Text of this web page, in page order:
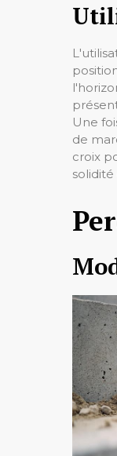
Une
de
croix